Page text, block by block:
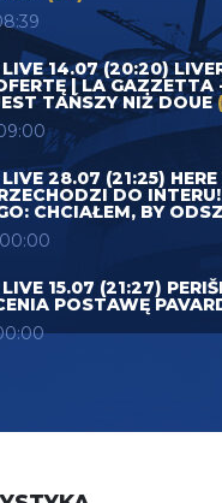
14.07 (20:20)
| LA GAZZETTA
TAŃSZY NIŻ DOUE
28.07 (21:25)
DO
CHCIAŁEM, BY
15.07 (21:27)
POSTAWĘ